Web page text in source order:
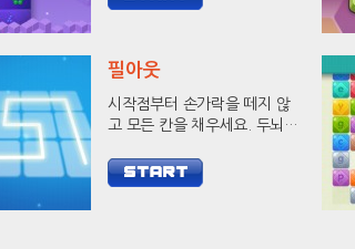
필아웃
시작점부터 손가락을 떼지 않
고 모든 칸을 채우세요. 두뇌
당신의 두뇌를 개발하세요.